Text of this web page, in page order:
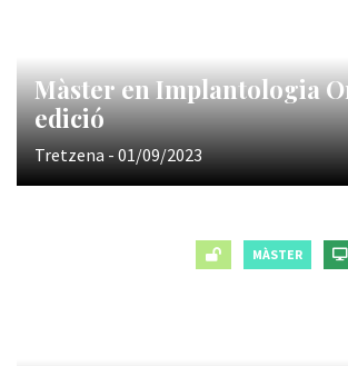
Màster en Implantologia
edició
Tretzena - 01/09/2023
MÀSTER